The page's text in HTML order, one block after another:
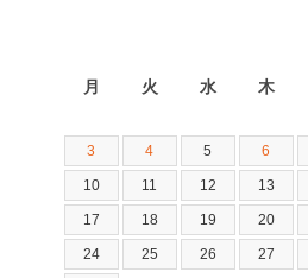
月 火 水 木
3 4 5 6
10 11 12 13
17 18 19 20
24 25 26 27